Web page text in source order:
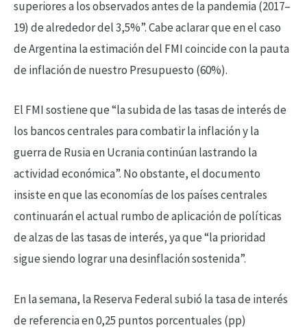
superiores a los observados antes de la pandemia (2017–
19) de alrededor del 3,5%”. Cabe aclarar que en el caso
de Argentina la estimación del FMI coincide con la pauta
de inflación de nuestro Presupuesto (60%).
El FMI sostiene que “la subida de las tasas de interés de
los bancos centrales para combatir la inflación y la
guerra de Rusia en Ucrania continúan lastrando la
actividad económica”. No obstante, el documento
insiste en que las economías de los países centrales
continuarán el actual rumbo de aplicación de políticas
de alzas de las tasas de interés, ya que “la prioridad
sigue siendo lograr una desinflación sostenida”.
En la semana, la Reserva Federal subió la tasa de interés
de referencia en 0,25 puntos porcentuales (pp)